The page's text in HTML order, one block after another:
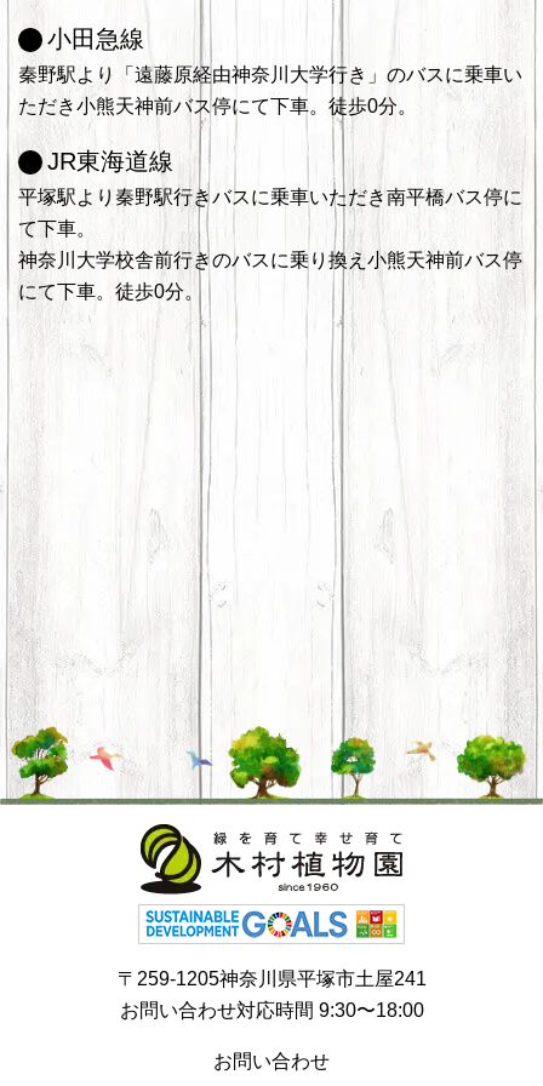
小田急線
秦野駅より「遠藤原経由神奈川大学行き」のバスに乗車い
ただき小熊天神前バス停にて下車。徒歩0分。
JR東海道線
平塚駅より秦野駅行きバスに乗車いただき南平橋バス停に
て下車。
神奈川大学校舎前行きのバスに乗り換え小熊天神前バス停
にて下車。徒歩0分。
〒259-1205神奈川県平塚市土屋241
お問い合わせ対応時間 9:30〜18:00
お問い合わせ